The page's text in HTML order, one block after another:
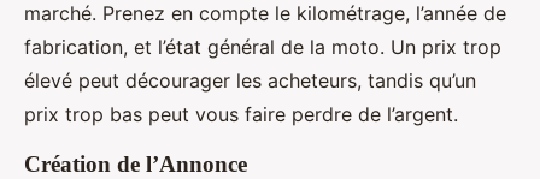
marché. Prenez en compte le kilométrage, l’année de
fabrication, et l’état général de la moto. Un prix trop
élevé peut décourager les acheteurs, tandis qu’un
prix trop bas peut vous faire perdre de l’argent.
Création de l’Annonce